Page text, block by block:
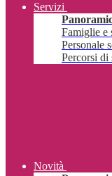
Servizi
Famiglie e
Personale
Percorsi di
Novità